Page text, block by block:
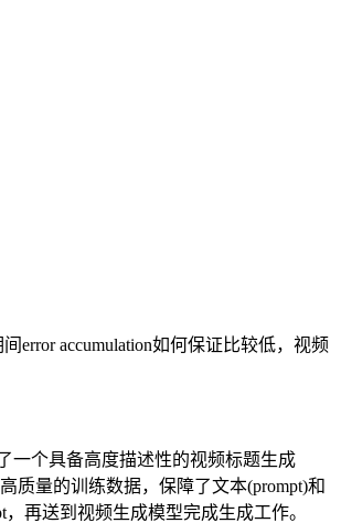
error accumulation如何保证比较低，视频
一个具备高度描述性的视频标题生成
质量的训练数据，保障了文本(prompt)和
再送到视频生成模型完成生成工作。